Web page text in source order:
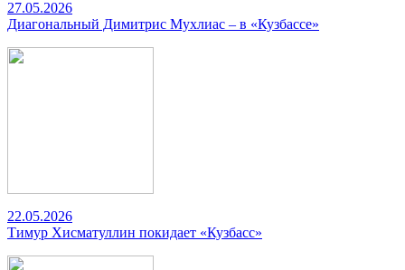
27.05.2026
Диагональный Димитрис Мухлиас – в «Кузбассе»
22.05.2026
Тимур Хисматуллин покидает «Кузбасс»